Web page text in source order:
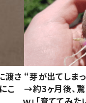
渡さ
こ
“芽が出てしま
→約3ヶ月後、